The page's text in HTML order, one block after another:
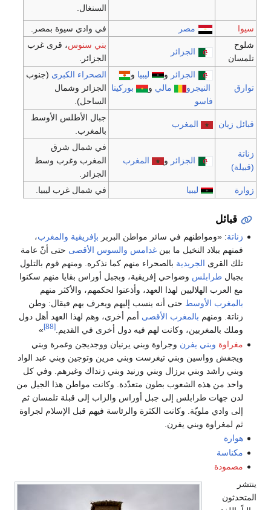
مصر في وادي سيوة بمصر.
الجزائر
، قرى غرب
الجزائر.
ليبياو
مالي
بوركينا
الصحراء الكبرى(جنوب
الجزائر وشمال
المغرب
جبال الأطلس الأوسط
الجزائر المغرب
المغرب وغرب وسط
في شمال غرب ليبيا.
في سائر مواطن البربربإفريقية والمغرب،
ما بينغدامس والسوس الأقصىحتى أنّ عامة
بالصحراء منهم كما نذكره. ومنهم قوم بالتلول
وضواحي إفريقية، وبجبل أوراس بقايا منهم سكنوا
لهذا العهد، وأذعنوا لحكمهم، والأكثر منهم
حتى أنه ينسب إليهم ويعرف بهم فيقال: وطن
بالمغرب الأقصىأمم أخرى، وهم لهذا العهد أهل دول
وكانت لهم فيه دول أخرى في القديم.[88]
»
يفرن وجراوة وبني يرنيان ووجديجن وغمرة وبني
وبني تيغرست وبني مرين وتوجين وبني عبد الواد
برزال وبني ورنيد وبني زنداك وغيرهم. وفي كل
الشعوب بطون متعدّدة. وكانت مواطن هذا الجيل من
إلى جبل أوراس والزاب إلى قبلة تلمسان ثم
وكانت الكثرة والرئاسة فيهم قبل الإسلام لجراوة
يفرن.